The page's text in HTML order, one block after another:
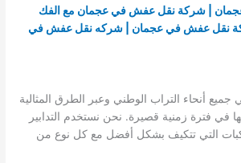
| شركة نقل عفش في عجمان مع الفك
نقل عفش في عجمان | شركه نقل عفش في
أنحاء التراب الوطني وعبر الطرق المثالية
في فترة زمنية قصيرة. نحن نستخدم التدابير
التي تتكيف بشكل أفضل مع كل نوع من